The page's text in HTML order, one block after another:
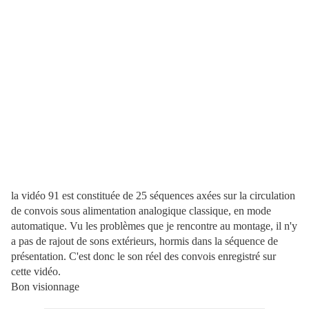
la vidéo 91 est constituée de 25 séquences axées sur la circulation
de convois sous alimentation analogique classique, en mode
automatique. Vu les problèmes que je rencontre au montage, il n'y
a pas de rajout de sons extérieurs, hormis dans la séquence de
présentation. C'est donc le son réel des convois enregistré sur
cette vidéo.
Bon visionnage